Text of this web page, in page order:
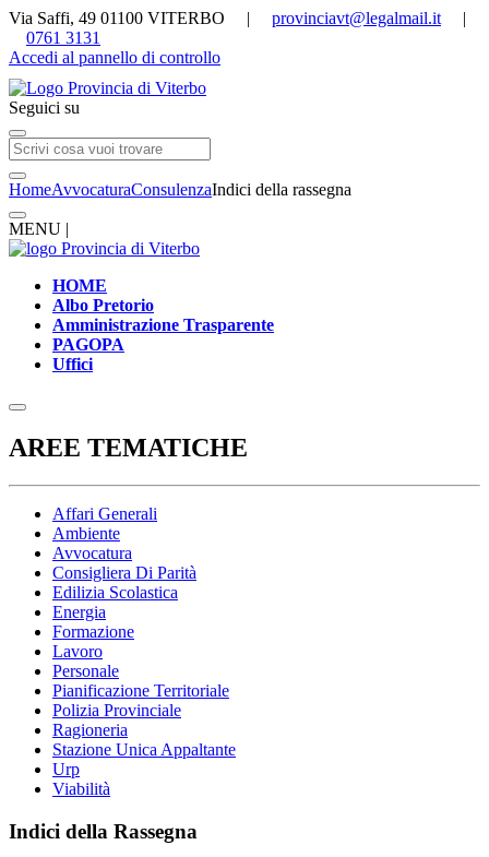
Via Saffi, 49 01100 VITERBO | provinciavt@legalmail.it |
0761 3131
Accedi al pannello di controllo
Seguici su
HomeAvvocaturaConsulenzaIndici della rassegna
MENU |
HOME
Albo Pretorio
Amministrazione Trasparente
PAGOPA
Uffici
AREE TEMATICHE
Affari Generali
Ambiente
Avvocatura
Consigliera Di Parità
Edilizia Scolastica
Energia
Formazione
Lavoro
Personale
Pianificazione Territoriale
Polizia Provinciale
Ragioneria
Stazione Unica Appaltante
Urp
Viabilità
Indici della Rassegna